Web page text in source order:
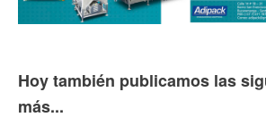
Hoy también publicamos las
más...